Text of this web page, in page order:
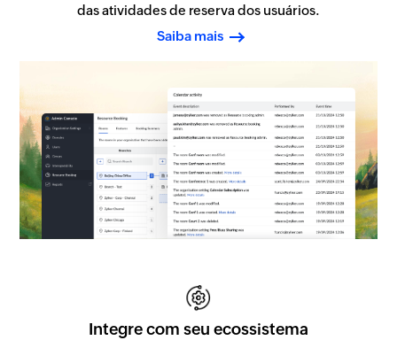
das atividades de reserva dos usuários.
Saiba mais
Integre com seu ecossistema